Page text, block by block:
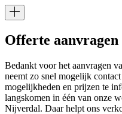
Offerte aanvragen
Bedankt voor het aanvragen
neemt zo snel mogelijk
mogelijkheden en prijzen te
langskomen in één van onze
Nijverdal. Daar helpt ons